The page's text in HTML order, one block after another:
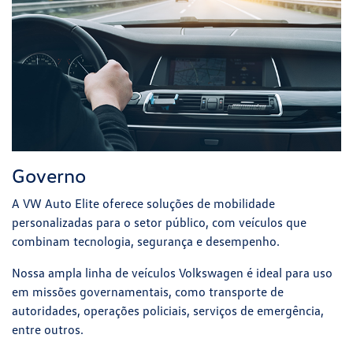
Governo
A VW Auto Elite oferece soluções de mobilidade
personalizadas para o setor público, com veículos que
combinam tecnologia, segurança e desempenho.
Nossa ampla linha de veículos Volkswagen é ideal para uso
em missões governamentais, como transporte de
autoridades, operações policiais, serviços de emergência,
entre outros.